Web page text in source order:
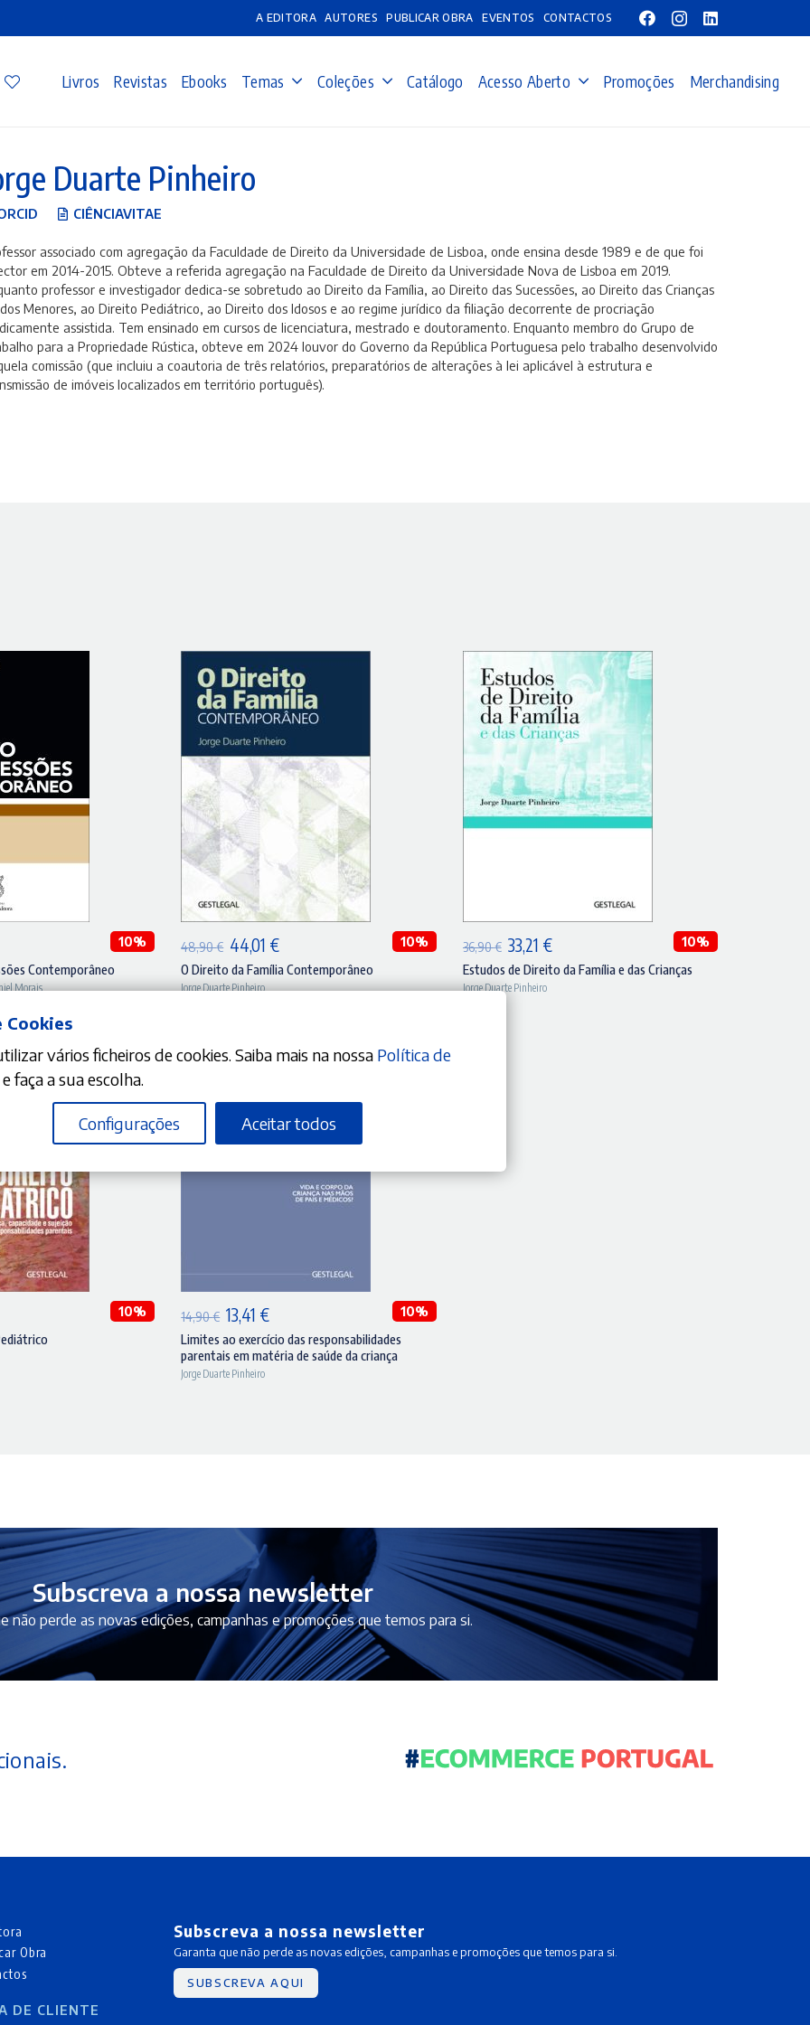
A EDITORA AUTORES PUBLICAR OBRA EVENTOS CONTACTOS
Livros Revistas Ebooks Temas Coleções Catálogo Acesso Aberto Promoções Merchandising
Duarte Pinheiro
CIÊNCIAVITAE
associado com agregação da Faculdade de Direito da Universidade de Lisboa, onde ensina desde 1989 e de que foi
em 2014-2015. Obteve a referida agregação na Faculdade de Direito da Universidade Nova de Lisboa em 2019.
professor e investigador dedica-se sobretudo ao Direito da Família, ao Direito das Sucessões, ao Direito das Crianças
Menores, ao Direito Pediátrico, ao Direito dos Idosos e ao regime jurídico da filiação decorrente de procriação
assistida. Tem ensinado em cursos de licenciatura, mestrado e doutoramento. Enquanto membro do Grupo de
para a Propriedade Rústica, obteve em 2024 louvor do Governo da República Portuguesa pelo trabalho desenvolvido
comissão (que incluiu a coautoria de três relatórios, preparatórios de alterações à lei aplicável à estrutura e
de imóveis localizados em território português).
10%
Contemporâneo
Morais
ADICIONAR
48,90€ O
preço
original
44,01 €O
preço
atual
10%
O Direito da Família Contemporâneo
Jorge Duarte Pinheiro
36,90€ O
preço
original
33,21 €O
preço
10%
Estudos de Direito da Família e das Crianças
Jorge Duarte Pinheiro
10% 14,90€ O
preço
original
13,41 €O
preço
atual
10%
Limites ao exercício das responsabilidades
parentais em matéria de saúde da criança
Jorge Duarte Pinheiro
Subscreva a nossa newsletter
não perde as novas edições, campanhas e promoções que temos para si.
Obra
DE CLIENTE
Subscreva a nossa newsletter
Garanta que não perde as novas edições, campanhas e promoções que temos para si.
SUBSCREVA AQUI
Cookies
vários ficheiros de cookies. Saiba mais na nossa Política de
e faça a sua escolha.
Configurações Aceitar todos